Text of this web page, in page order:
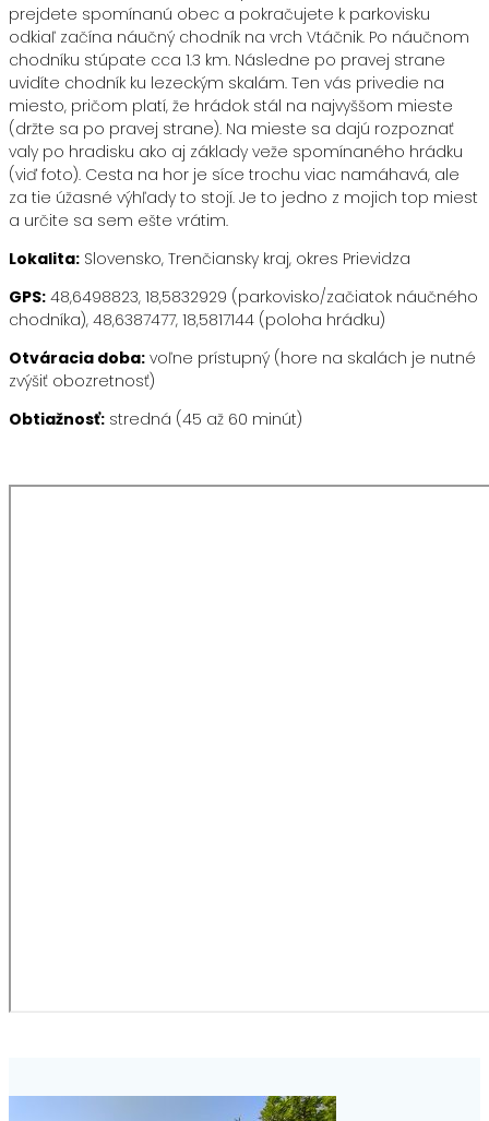
prejdete spomínanú obec a pokračujete k parkovisku
odkiaľ začína náučný chodník na vrch Vtáčnik. Po náučnom
chodníku stúpate cca 1.3 km. Následne po pravej strane
uvidíte chodník ku lezeckým skalám. Ten vás privedie na
miesto, pričom platí, že hrádok stál na najvyššom mieste
(držte sa po pravej strane). Na mieste sa dajú rozpoznať
valy po hradisku ako aj základy veže spomínaného hrádku
(viď foto). Cesta na hor je síce trochu viac namáhavá, ale
za tie úžasné výhľady to stojí. Je to jedno z mojich top miest
a určite sa sem ešte vrátim.
Lokalita: Slovensko, Trenčiansky kraj, okres Prievidza
GPS: 48,6498823, 18,5832929 (parkovisko/začiatok náučného
chodníka), 48,6387477, 18,5817144 (poloha hrádku)
Otváracia doba: voľne prístupný (hore na skalách je nutné
zvýšiť obozretnosť)
Obtiažnosť: stredná (45 až 60 minút)